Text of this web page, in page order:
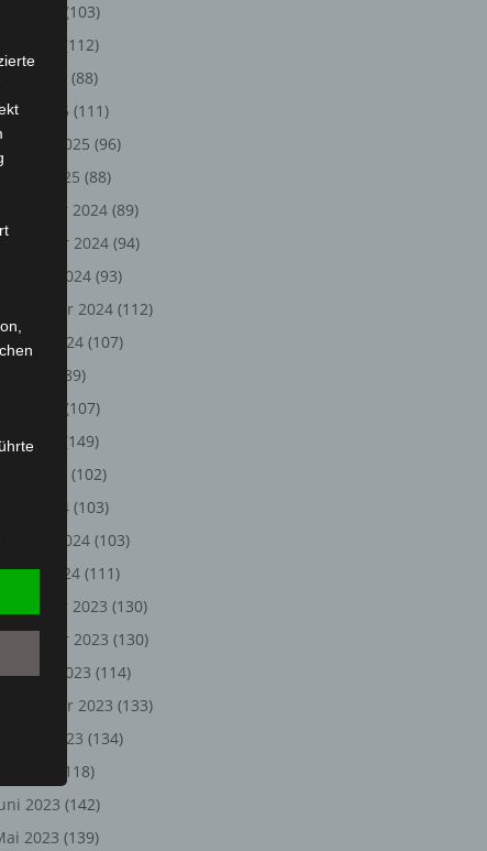
(103)
(112)
2025
(88)
2025 (111)
2025 (96)
Januar 2025 (88)
Dezember 2024 (89)
2024 (94)
Oktober 2024 (93)
September 2024 (112)
2024 (107)
(89)
(107)
2024
(149)
(102)
März 2024 (103)
2024 (103)
2024 (111)
Dezember 2023 (130)
November 2023 (130)
2023 (114)
September 2023 (133)
August 2023 (134)
(118)
2023 (142)
2023 (139)